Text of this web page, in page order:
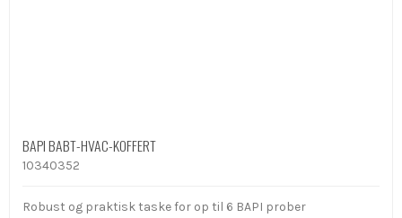
BAPI BABT-HVAC-KOFFERT
10340352
Robust og praktisk taske for op til 6 BAPI prober